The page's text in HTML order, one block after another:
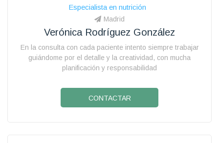
Especialista en nutrición
Madrid
Verónica Rodríguez González
En la consulta con cada paciente intento siempre trabajar
guiándome por el detalle y la creatividad, con mucha
planificación y responsabilidad
CONTACTAR